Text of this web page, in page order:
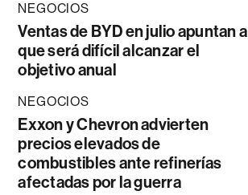
NEGOCIOS
Ventas de BYD en julio apuntan a
que será difícil alcanzar el
objetivo anual
NEGOCIOS
Exxon y Chevron advierten
precios elevados de
combustibles ante refinerías
afectadas por la guerra